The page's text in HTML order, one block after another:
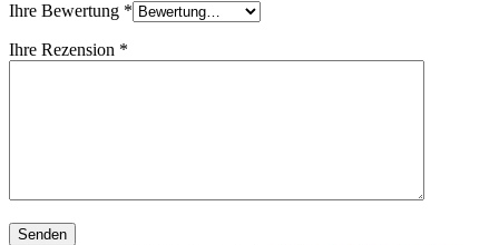
Ihre Bewertung *
Ihre Rezension *
Senden